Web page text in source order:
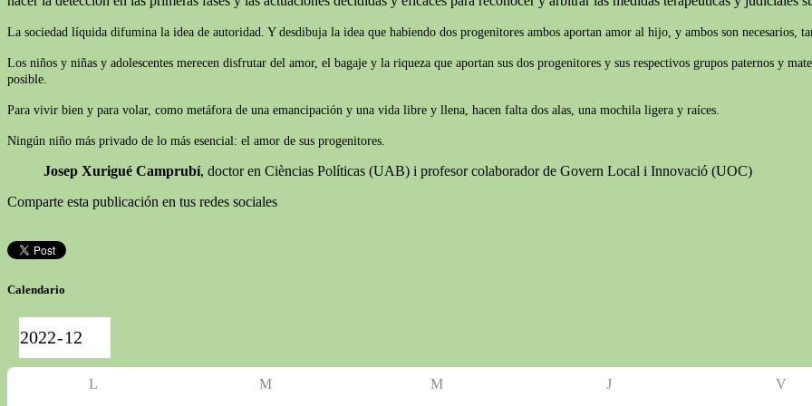
La sociedad líquida difumina la idea de autoridad. Y desdibuja la idea que habiendo dos progenitores ambos aportan amor al hijo, y ambos son necesarios,
Los niños y niñas y adolescentes merecen disfrutar del amor, el bagaje y la riqueza que aportan sus dos progenitores y sus respectivos grupos paternos y
posible.
Para vivir bien y para volar, como metáfora de una emancipación y una vida libre y llena, hacen falta dos alas, una mochila ligera y raíces.
Ningún niño más privado de lo más esencial: el amor de sus progenitores.
Josep Xurigué Camprubí, doctor en Cièncias Políticas (UAB) i profesor colaborador de Govern Local i Innovació (UOC)
Comparte esta publicación en tus redes sociales
Calendario
L M M J V